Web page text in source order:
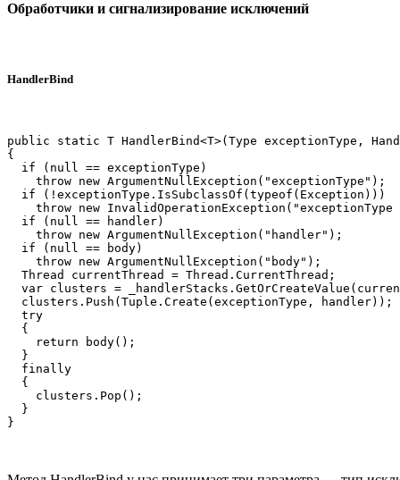
Обработчики и сигнализирование исключений
HandlerBind
public static T HandlerBind<T>(Type exceptionType,
{
  if (null == exceptionType)
    throw new ArgumentNullException("exceptionType");
  if (!exceptionType.IsSubclassOf(typeof(Exception)))
throw new
  if (null == handler)
    throw new ArgumentNullException("handler");
  if (null == body)
    throw new ArgumentNullException("body");
  Thread currentThread = Thread.CurrentThread;
var clusters =
  clusters.Push(Tuple.Create(exceptionType, handler));
  try
  {
    return body();
  }
  finally
  {
    clusters.Pop();
  }